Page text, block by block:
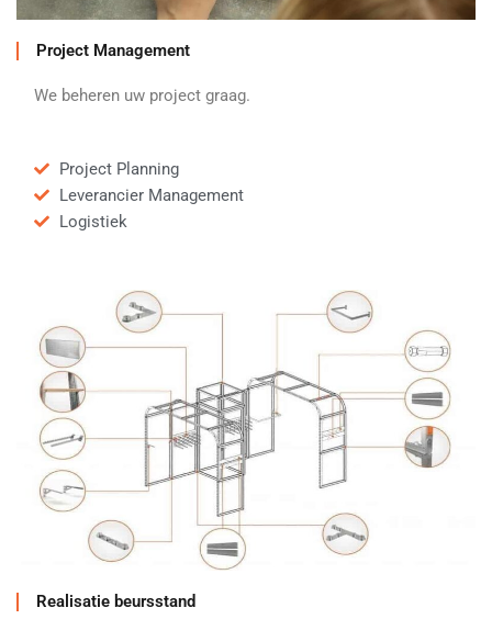
Project Management
We beheren uw project graag.
Project Planning
Leverancier Management
Logistiek
Realisatie beursstand